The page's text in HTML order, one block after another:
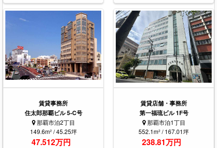
賃貸事務所
住太郎那覇ビル 5-C号
那覇市泊2丁目
149.6m² / 45.25坪
47.512万円
賃貸店舗・事務所
第一福琉ビル 1F号
那覇市泊1丁目
552.1m² / 167.01坪
238.81万円